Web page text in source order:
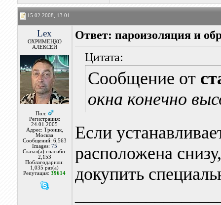
15.02.2008, 13:01
Lex
ОХРИМЕНКО
АЛЕКСЕЙ
Пол:
Регистрация:
24.01.2005
Адрес: Троицк,
Москва
Сообщений: 6,563
Images: 75
Сказал(а) спасибо:
2,153
Поблагодарили:
1,035 раз(а)
Репутация:39614
Ответ: пароизоляция и
Цитата:
Сообщение от
окна конечно
Если
расположена
докупить